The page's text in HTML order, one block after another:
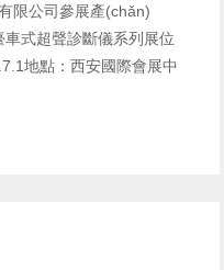
限公司參展產(chǎn)
臺車式超聲診斷儀系列展位
地點：西安國際會展中